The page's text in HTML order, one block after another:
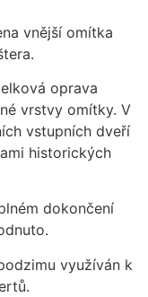
vnější omítka
oprava
vrstvy omítky. V
vstupních dveří
historických
dokončení
využíván k